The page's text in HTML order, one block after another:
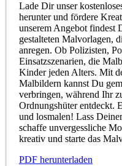
Lade Dir unser
herunter und fördere
unserem Angebot findest
gestalteten Malvorlagen,
anregen. Ob Polizisten,
Einsatzszenarien, die
Kinder jeden Alters. Mit
Malbildern kannst Du
verbringen, während Ihr
Ordnungshüter entdeckt.
und losmalen! Lass
schaffe unvergessliche
kreativ und starte das
PDF herunterladen